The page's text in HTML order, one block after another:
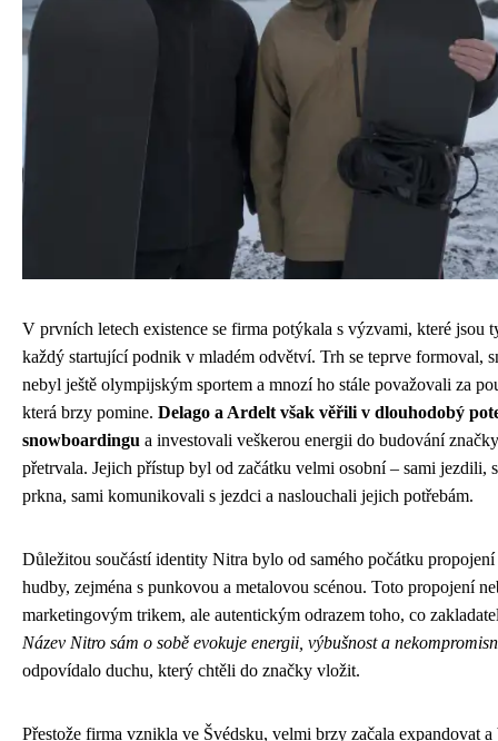
V prvních letech existence se firma potýkala s výzvami, které jsou
každý startující podnik v mladém odvětví. Trh se teprve formoval,
nebyl ještě olympijským sportem a mnozí ho stále považovali za
která brzy pomine. Delago a Ardelt však věřili v dlouhodobý
snowboardingu a investovali veškerou energii do budování
přetrvala. Jejich přístup byl od začátku velmi osobní – sami jezdili,
prkna, sami komunikovali s jezdci a naslouchali jejich potřebám.
Důležitou součástí identity Nitra bylo od samého počátku propojení
hudby, zejména s punkovou a metalovou scénou. Toto propojení
marketingovým trikem, ale autentickým odrazem toho, co
Název Nitro sám o sobě evokuje energii, výbušnost a
odpovídalo duchu, který chtěli do značky vložit.
Přestože firma vznikla ve Švédsku, velmi brzy začala expandovat a